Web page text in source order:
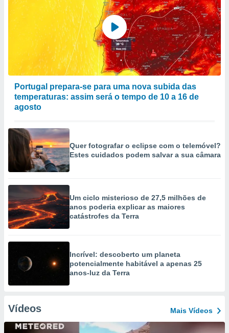
Portugal prepara-se para uma nova subida das
temperaturas: assim será o tempo de 10 a 16 de
agosto
Quer fotografar o eclipse com o telemóvel?
Estes cuidados podem salvar a sua câmara
Um ciclo misterioso de 27,5 milhões de
anos poderia explicar as maiores
catástrofes da Terra
Incrível: descoberto um planeta
potencialmente habitável a apenas 25
anos-luz da Terra
Vídeos Mais Vídeos